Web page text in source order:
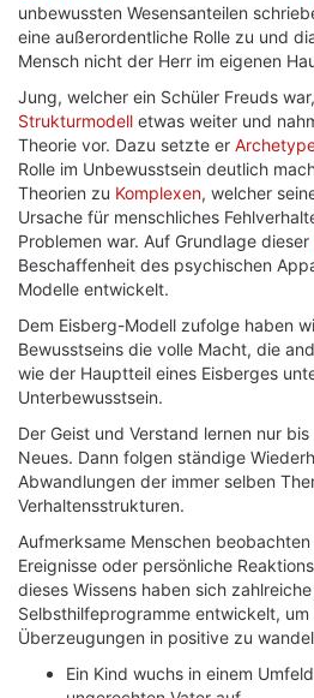
unbewussten Wesensanteilen
eine außerordentliche Rolle zu und
Mensch nicht der Herr im eigenen
Jung, welcher ein Schüler Freuds
Strukturmodell etwas weiter und
Theorie vor. Dazu setzte er
Rolle im Unbewusstsein deutlich
Theorien zu Komplexen, welcher
Ursache für menschliches
Problemen war. Auf Grundlage dieser
Beschaffenheit des psychischen
Modelle entwickelt.
Dem Eisberg-Modell zufolge haben
Bewusstseins die volle Macht, die
wie der Hauptteil eines Eisberges
Unterbewusstsein.
Der Geist und Verstand lernen nur
Neues. Dann folgen ständige
Abwandlungen der immer selben
Verhaltensstrukturen.
Aufmerksame Menschen
Ereignisse oder persönliche
dieses Wissens haben sich
Selbsthilfeprogramme entwickelt,
Überzeugungen in positive zu
Ein Kind wuchs in einem